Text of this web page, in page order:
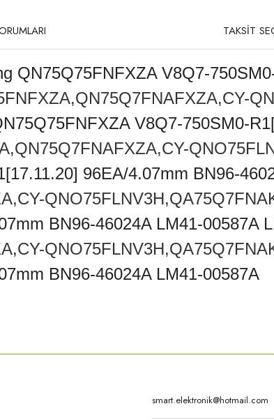
TAKSİT
QN75Q75FNFXZA V8Q7-
V8Q7-750SM0-
96EA/4.07mm BN96-
BN96-46024A LM41-00587A
BN96-46024A LM41-00587A